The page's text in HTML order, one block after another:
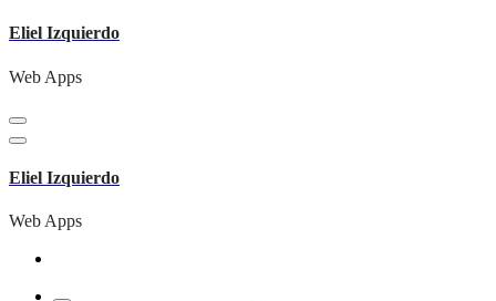
Saltar
contenido
Eliel Izquierdo
Web Apps
Eliel Izquierdo
Web Apps